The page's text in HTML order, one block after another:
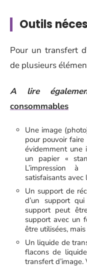
Outils
Pour un transfert
de plusieurs
A lire
consommables
Une image
pour pouvoir
évidemment une
un papier «
L’impression
satisfaisants
Un support de
d’un support
support peut
support avec un
être utilisées,
Un liquide de
flacons de
transfert d’image.